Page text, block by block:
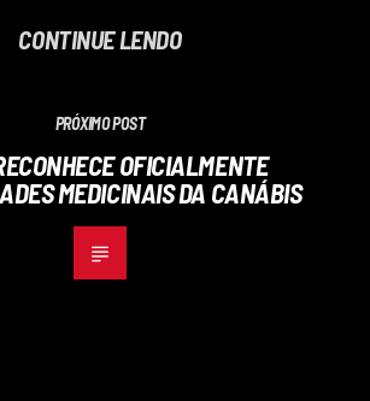
CONTINUE LENDO
PRÓXIMO POST
OFICIALMENTE
MEDICINAIS DA CANÁBIS